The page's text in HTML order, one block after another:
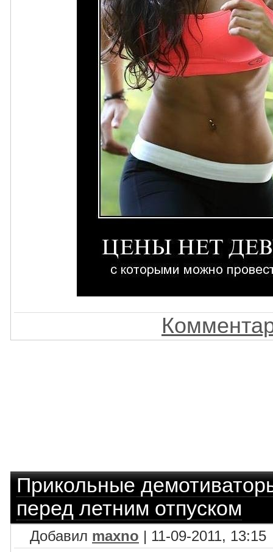
Прикольные
перед летним отпуском
Добавил maxno | 11-09-2011, 13:15